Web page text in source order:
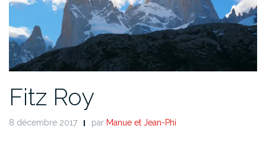
Fitz Roy
8 décembre 2017 par Manue et Jean-Phi